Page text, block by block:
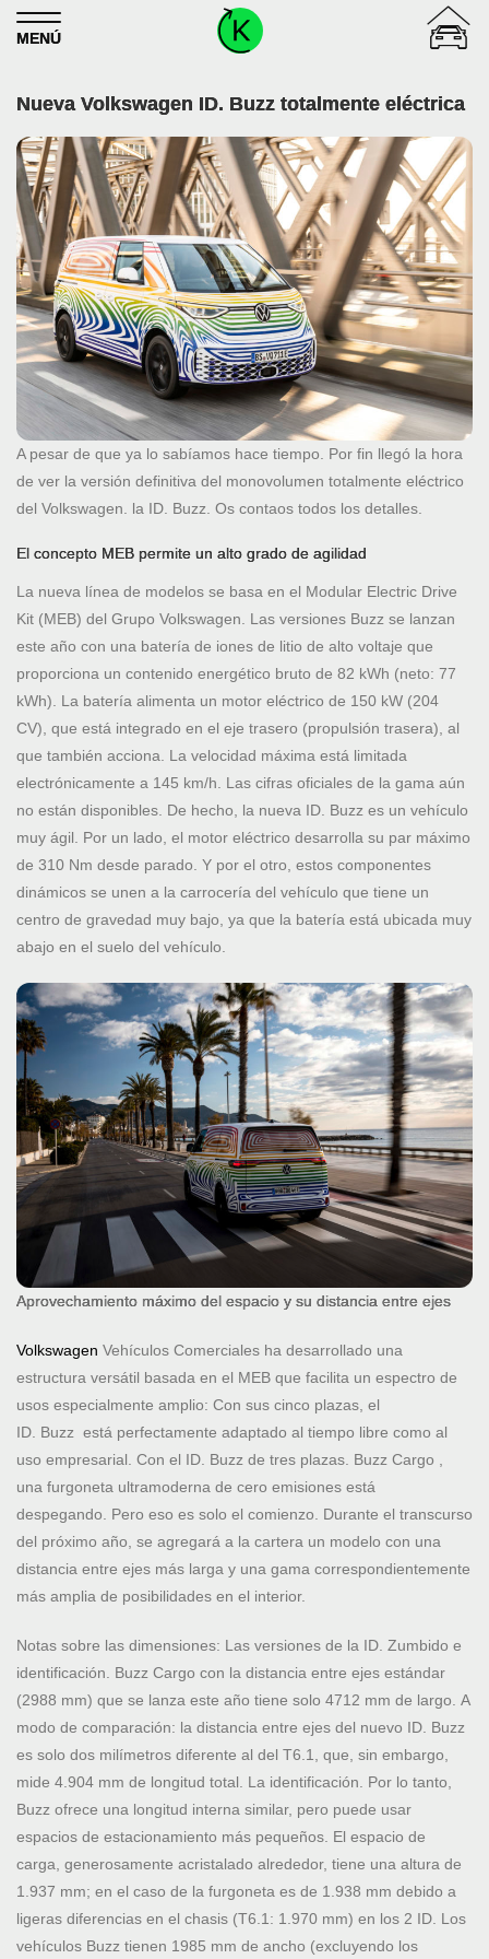
Skip to content
MENÚ
Nueva Volkswagen ID. Buzz totalmente eléctrica
A pesar de que ya lo sabíamos hace tiempo. Por fin llegó la hora
de ver la versión definitiva del monovolumen totalmente eléctrico
del Volkswagen. la ID. Buzz. Os contaos todos los detalles.
El concepto MEB permite un alto grado de agilidad
La nueva línea de modelos se basa en el Modular Electric Drive
Kit (MEB) del Grupo Volkswagen. Las versiones Buzz se lanzan
este año con una batería de iones de litio de alto voltaje que
proporciona un contenido energético bruto de 82 kWh (neto: 77
kWh). La batería alimenta un motor eléctrico de 150 kW (204
CV), que está integrado en el eje trasero (propulsión trasera), al
que también acciona. La velocidad máxima está limitada
electrónicamente a 145 km/h. Las cifras oficiales de la gama aún
no están disponibles. De hecho, la nueva ID. Buzz es un vehículo
muy ágil. Por un lado, el motor eléctrico desarrolla su par máximo
de 310 Nm desde parado. Y por el otro, estos componentes
dinámicos se unen a la carrocería del vehículo que tiene un
centro de gravedad muy bajo, ya que la batería está ubicada muy
abajo en el suelo del vehículo.
Aprovechamiento máximo del espacio y su distancia entre ejes
Volkswagen Vehículos Comerciales ha desarrollado una
estructura versátil basada en el MEB que facilita un espectro de
usos especialmente amplio: Con sus cinco plazas, el
ID. Buzz está perfectamente adaptado al tiempo libre como al
uso empresarial. Con el ID. Buzz de tres plazas. Buzz Cargo ,
una furgoneta ultramoderna de cero emisiones está
despegando. Pero eso es solo el comienzo. Durante el transcurso
del próximo año, se agregará a la cartera un modelo con una
distancia entre ejes más larga y una gama correspondientemente
más amplia de posibilidades en el interior.
Notas sobre las dimensiones: Las versiones de la ID. Zumbido e
identificación. Buzz Cargo con la distancia entre ejes estándar
(2988 mm) que se lanza este año tiene solo 4712 mm de largo. A
modo de comparación: la distancia entre ejes del nuevo ID. Buzz
es solo dos milímetros diferente al del T6.1, que, sin embargo,
mide 4.904 mm de longitud total. La identificación. Por lo tanto,
Buzz ofrece una longitud interna similar, pero puede usar
espacios de estacionamiento más pequeños. El espacio de
carga, generosamente acristalado alrededor, tiene una altura de
1.937 mm; en el caso de la furgoneta es de 1.938 mm debido a
ligeras diferencias en el chasis (T6.1: 1.970 mm) en los 2 ID. Los
vehículos Buzz tienen 1985 mm de ancho (excluyendo los